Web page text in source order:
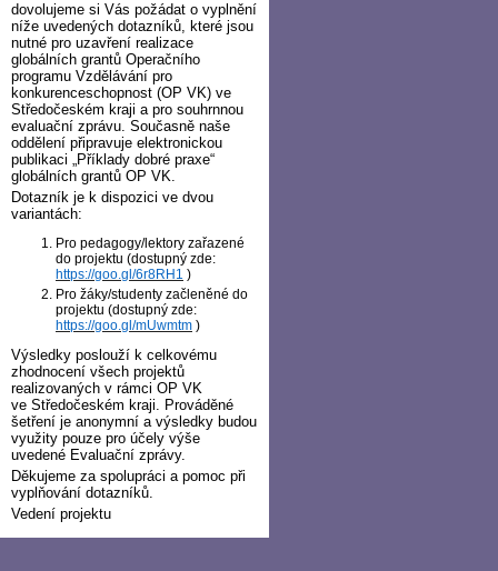
dovolujeme si Vás požádat o vyplnění
níže uvedených dotazníků, které jsou
nutné pro uzavření realizace
globálních grantů Operačního
programu Vzdělávání pro
konkurenceschopnost (OP VK) ve
Středočeském kraji a pro souhrnnou
evaluační zprávu. Současně naše
oddělení připravuje elektronickou
publikaci „Příklady dobré praxe“
globálních grantů OP VK.
Dotazník je k dispozici ve dvou
variantách:
Pro pedagogy/lektory zařazené
do projektu (dostupný zde:
https://goo.gl/6r8RH1 )
Pro žáky/studenty začleněné do
projektu (dostupný zde:
https://goo.gl/mUwmtm )
Výsledky poslouží k celkovému
zhodnocení všech projektů
realizovaných v rámci OP VK
ve Středočeském kraji. Prováděné
šetření je anonymní a výsledky budou
využity pouze pro účely výše
uvedené Evaluační zprávy.
Děkujeme za spolupráci a pomoc při
vyplňování dotazníků.
Vedení projektu